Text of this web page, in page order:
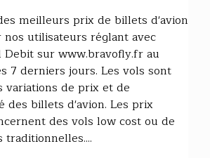
meilleurs prix de billets d'avion
utilisateurs réglant avec
Debit sur www.bravofly.fr au
7 derniers jours. Les vols sont
variations de prix et de
des billets d'avion. Les prix
des vols low cost ou de
traditionnelles....